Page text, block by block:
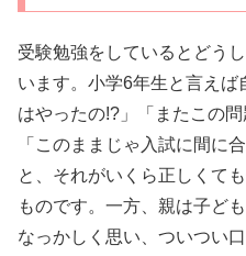
受験勉強をしているとどう
います。小学6年生と言えば
はやったの!?」「またこの
「このままじゃ入試に間に
と、それがいくら正しくて
ものです。一方、親は子ど
なっかしく思い、ついつい